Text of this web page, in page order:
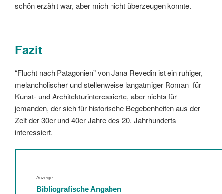
schön erzählt war, aber mich nicht überzeugen konnte.
Fazit
“Flucht nach Patagonien” von Jana Revedin ist ein ruhiger,
melancholischer und stellenweise langatmiger Roman für
Kunst- und Architekturinteressierte, aber nichts für
jemanden, der sich für historische Begebenheiten aus der
Zeit der 30er und 40er Jahre des 20. Jahrhunderts
interessiert.
Anzeige
Bibliografische Angaben